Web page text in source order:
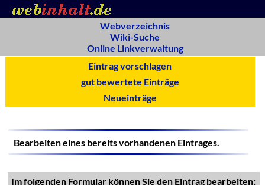
Webverzeichnis
Wiki-Suche
Online Linkverwaltung
Eintrag vorschlagen
gut bewertete Einträge
Neueinträge
Bearbeiten eines bereits vorhandenen Eintrages.
Im folgenden Formular können Sie den Eintrag bearbeiten: